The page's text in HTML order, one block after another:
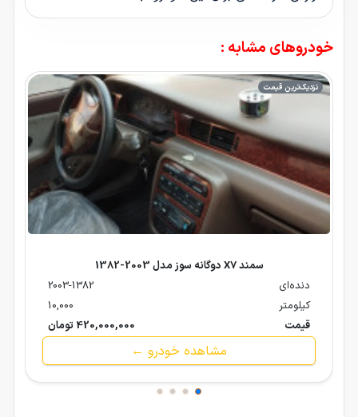
خودروهای مشابه :
نزدیک‌ترین قیمت
سمند X7 دوگانه سوز مدل 2003-1382
دنده‌ای
2003-1382
کیلومتر
10,000
قیمت
420,000,000 تومان
مشاهده خودرو ←